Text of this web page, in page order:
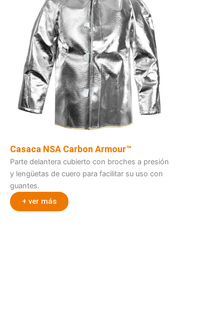
Casaca NSA Carbon Armour™
Parte delantera cubierto con broches a presión
y lengüetas de cuero para facilitar su uso con
guantes.
+ ver más